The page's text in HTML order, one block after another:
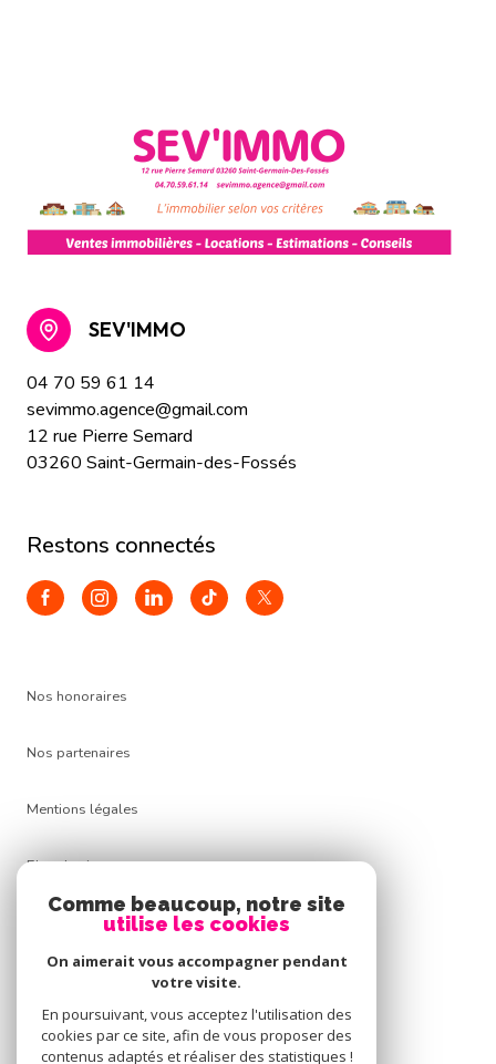
SEV'IMMO
04 70 59 61 14
sevimmo.agence@gmail.com
12 rue Pierre Semard
03260 Saint-Germain-des-Fossés
restons connectés
Nos honoraires
Nos partenaires
Mentions légales
Plan du site
Cookies
Comme beaucoup, notre site
utilise les cookies
On aimerait vous accompagner pendant
votre visite.
En poursuivant, vous acceptez l'utilisation des
cookies par ce site, afin de vous proposer des
contenus adaptés et réaliser des statistiques !